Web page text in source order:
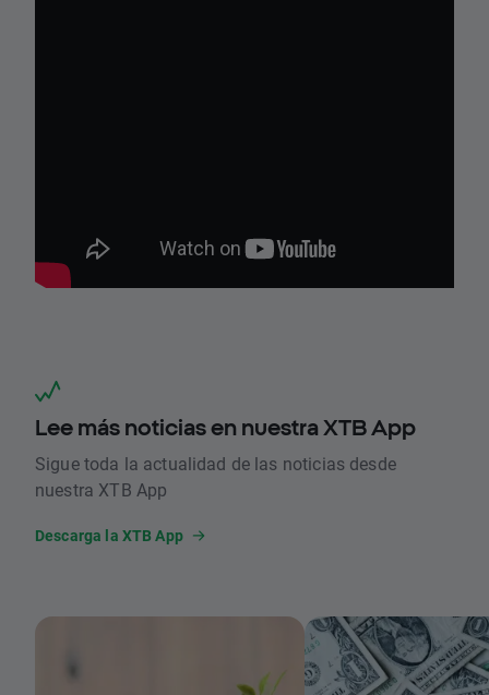
Lee más noticias en nuestra XTB App
Sigue toda la actualidad de las noticias desde
nuestra XTB App
Descarga la XTB App